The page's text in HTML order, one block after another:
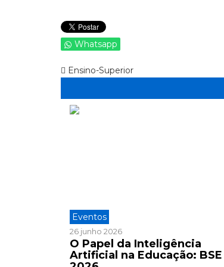
Whatsapp
Ensino-Superior
Eventos
26 junho 2026
O Papel da Inteligência
Artificial na Educação: BSE